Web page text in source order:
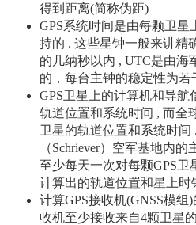
得到距离(简称伪距)
GPS系统时间是由每颗卫
持的 . 这些星钟一般来讲精
的几纳秒以内 , UTC是由海
的，每台主钟的稳定性为若
GPS卫星上的计算机和导
轨道位置和系统时间 , 而全
卫星的轨道位置和系统时
（Schriever）空军基地内
至少每天一次对每颗GPS卫
计算出的轨道位置和星上时
计算GPS接收机(GNSS模组
收机至少接收来自4颗卫星